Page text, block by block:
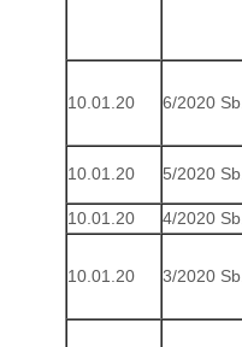
10.01.20 6/2020 Sb.
10.01.20 5/2020 Sb.
10.01.20
4/2020 Sb.
10.01.20 3/2020 Sb.